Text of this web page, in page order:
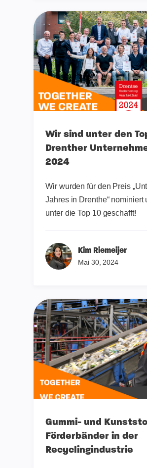
Wir sind unter den
Drenther
2024
Wir wurden für den Preis
Jahres in Drenthe“ nominiert
unter die Top 10 geschafft!
Kim Riemeijer
Mai 30, 2024
Gummi- und
Förderbänder in der
Recyclingindustrie